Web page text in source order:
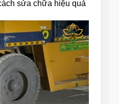
sửa chữa hiệu quả